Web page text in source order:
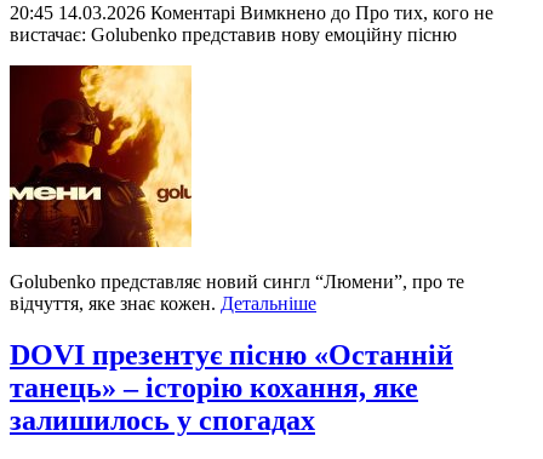
20:45 14.03.2026 Коментарі Вимкнено до Про тих, кого не
вистачає: Golubenko представив нову емоційну пісню
Golubenko представляє новий сингл “Люмени”, про те
відчуття, яке знає кожен. Детальніше
DOVI презентує пісню «Останній
танець» – історію кохання, яке
залишилось у спогадах